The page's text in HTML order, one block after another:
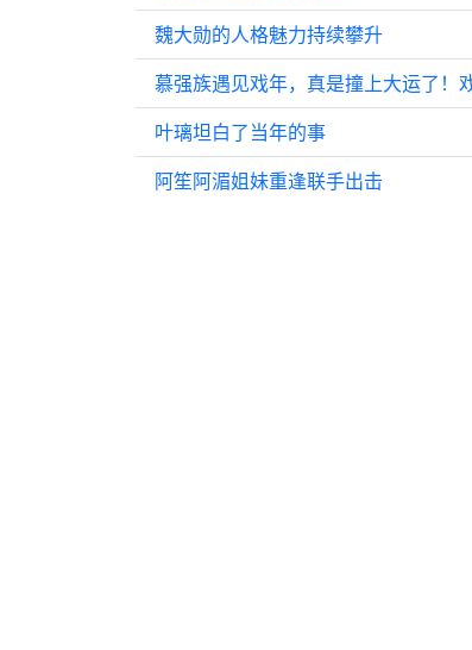
魏大勋的人格魅力持续攀升
叶璃坦白了当年的事
阿笙阿湄姐妹重逢联手出击